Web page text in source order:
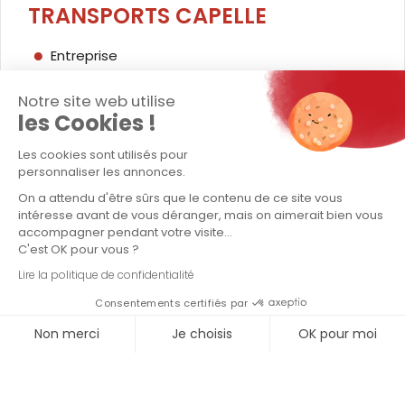
Notre site web utilise
les Cookies !
Les cookies sont utilisés pour
personnaliser les annonces.
On a attendu d'être sûrs que le contenu de ce site vous
intéresse avant de vous déranger, mais on aimerait bien vous
accompagner pendant votre visite...
C'est OK pour vous ?
Lire la politique de confidentialité
Consentements certifiés par
Non merci Je choisis
OK pour moi
TRANSPORTS CAPELLE
Entreprise
Transport exceptionnel
Transport conventionnel
Logistique / stockage
Contact
Politique QSE - Groupe Capelle
LETTRE D'INFORMATIONS